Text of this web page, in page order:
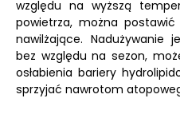
względu na wyższą
powietrza, można
nawilżające. Nadużywanie
bez względu na sezon,
osłabienia bariery
sprzyjać nawrotom